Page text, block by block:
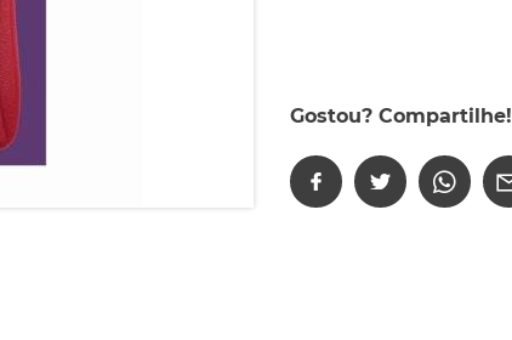
Gostou? Compartilhe!